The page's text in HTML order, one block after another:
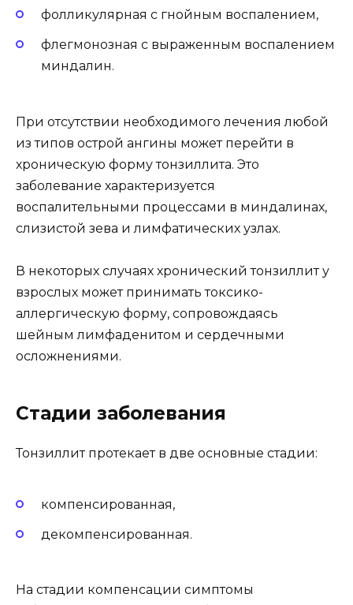
фолликулярная с гнойным воспалением,
флегмонозная с выраженным воспалением
миндалин.
При отсутствии необходимого лечения любой
из типов острой ангины может перейти в
хроническую форму тонзиллита. Это
заболевание характеризуется
воспалительными процессами в миндалинах,
слизистой зева и лимфатических узлах.
В некоторых случаях хронический тонзиллит у
взрослых может принимать токсико-
аллергическую форму, сопровождаясь
шейным лимфаденитом и сердечными
осложнениями.
Стадии заболевания
Тонзиллит протекает в две основные стадии:
компенсированная,
декомпенсированная.
На стадии компенсации симптомы